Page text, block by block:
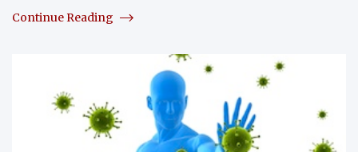
Continue Reading